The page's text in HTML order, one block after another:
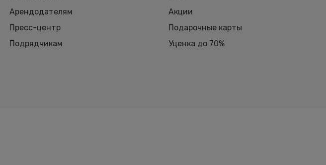
Арендодателям
Пресс-центр
Подрядчикам
Акции
Подарочные карты
Уценка до 70%